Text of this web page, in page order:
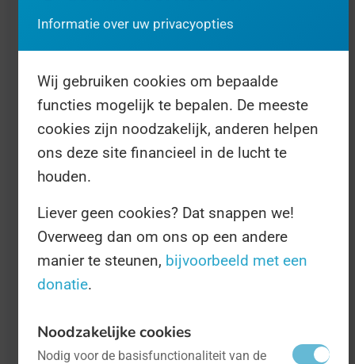
Wereld Muggendag- op 20 augustus
Dieren
Muggen zijn k*tbeesten. Dat weet
is gehouden door de gevleugelde
Informatie over uw privacyopties
Wij gebruiken cookies om bepaalde
functies mogelijk te bepalen. De meeste
cookies zijn noodzakelijk, anderen helpen
ons deze site financieel in de lucht te
houden.
Liever geen cookies? Dat snappen we!
Overweeg dan om ons op een andere
manier te steunen, bijvoorbeeld met een
donatie.
Noodzakelijke cookies
Nodig voor de basisfunctionaliteit van de